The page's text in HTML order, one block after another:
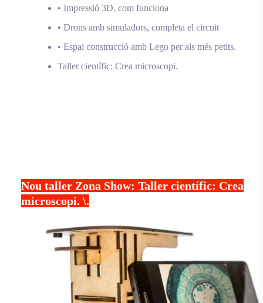
• Impressió 3D, com funciona
• Drons amb simuladors, completa el circuit
• Espai construcció amb Lego per als més petits.
Taller científic: Crea microscopi.
Nou taller Zona Show: Taller científic: Crea
microscopi. \.